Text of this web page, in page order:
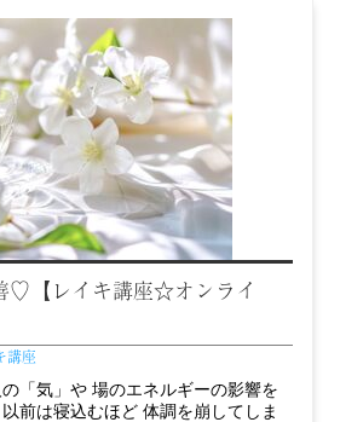
♡【レイキ講座☆オンライ
講座
「気」や 場のエネルギーの影響を
前は寝込むほど 体調を崩してしま